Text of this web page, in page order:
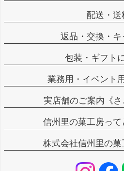
配送・送
返品・交換・キ
包装・ギフト
業務用・イベント
実店舗のご案内《さ
信州里の菓工房って
株式会社信州里の菓